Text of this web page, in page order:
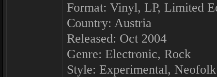
Format: Vinyl, LP, Limited
Country: Austria
Released: Oct 2004
Genre: Electronic, Rock
Style: Experimental, Neofolk